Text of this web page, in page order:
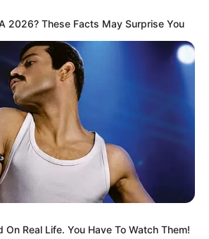
2026? These Facts May Surprise You
Real Life. You Have To Watch Them!